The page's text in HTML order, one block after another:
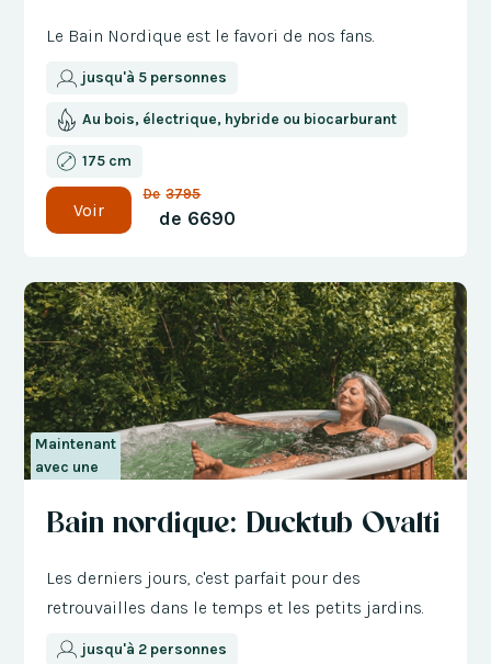
Le Bain Nordique est le favori de nos fans.
jusqu'à 5 personnes
Au bois, électrique, hybride ou biocarburant
175 cm
Voir
De 3795
de 6690
Maintenant
avec une
de 300 €
Bain nordique: Ducktub Ovalti
Les derniers jours, c'est parfait pour des
retrouvailles dans le temps et les petits jardins.
jusqu'à 2 personnes